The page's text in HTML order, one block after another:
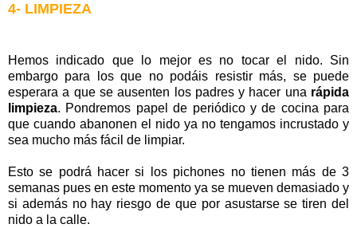
4- LIMPIEZA
Hemos indicado que lo mejor es no tocar el nido. Sin
embargo para los que no podáis resistir más, se puede
esperara a que se ausenten los padres y hacer una rápida
limpieza. Pondremos papel de periódico y de cocina para
que cuando abanonen el nido ya no tengamos incrustado y
sea mucho más fácil de limpiar.
Esto se podrá hacer si los pichones no tienen más de 3
semanas pues en este momento ya se mueven demasiado y
si además no hay riesgo de que por asustarse se tiren del
nido a la calle.